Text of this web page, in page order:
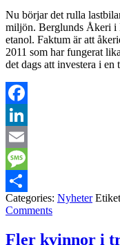
Nu börjar det rulla
miljön. Berglunds Åkeri i
etanol. Faktum är att
2011 som har fungerat
det dags att investera i
Facebook
LinkedIn
Email
Message
Dela
Categories: Nyheter
Comments
Fler kvinnor i